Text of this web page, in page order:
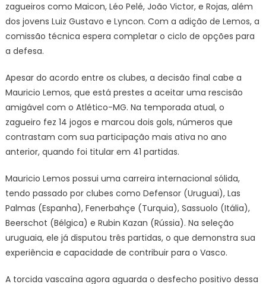
zagueiros como Maicon, Léo Pelé, João Victor, e Rojas, além
dos jovens Luiz Gustavo e Lyncon. Com a adição de Lemos, a
comissão técnica espera completar o ciclo de opções para
a defesa.
Apesar do acordo entre os clubes, a decisão final cabe a
Mauricio Lemos, que está prestes a aceitar uma rescisão
amigável com o Atlético-MG. Na temporada atual, o
zagueiro fez 14 jogos e marcou dois gols, números que
contrastam com sua participação mais ativa no ano
anterior, quando foi titular em 41 partidas.
Mauricio Lemos possui uma carreira internacional sólida,
tendo passado por clubes como Defensor (Uruguai), Las
Palmas (Espanha), Fenerbahçe (Turquia), Sassuolo (Itália),
Beerschot (Bélgica) e Rubin Kazan (Rússia). Na seleção
uruguaia, ele já disputou três partidas, o que demonstra sua
experiência e capacidade de contribuir para o Vasco.
A torcida vascaína agora aguarda o desfecho positivo dessa